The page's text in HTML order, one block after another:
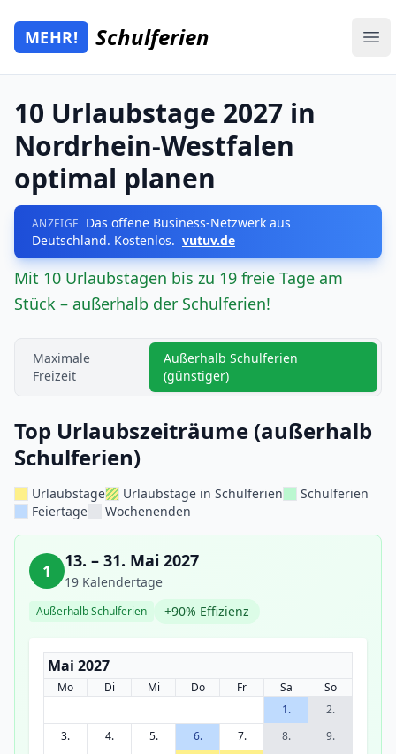
Zum Hauptinhalt springen
Mehr Schulferien
MEHR! Schulferien
10 Urlaubstage 2027 in
Nordrhein-Westfalen
optimal planen
ANZEIGE Das offene Business-Netzwerk aus
Deutschland. Kostenlos. vutuv.de
Mit 10 Urlaubstagen bis zu 19 freie Tage am
Stück – außerhalb der Schulferien!
Maximale
Freizeit
Außerhalb Schulferien
(günstiger)
Top Urlaubszeiträume (außerhalb
Schulferien)
Urlaubstage Urlaubstage in Schulferien
Schulferien
Feiertage
Wochenenden
1 13. – 31. Mai 2027
19 Kalendertage
Außerhalb Schulferien +90% Effizienz
Mai 2027
Mo Di Mi Do Fr Sa
So
1.
2.
3.
4. 5. 6. 7. 8.
9.